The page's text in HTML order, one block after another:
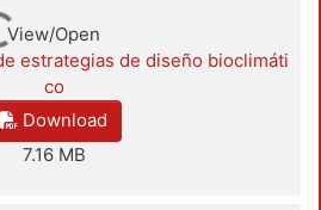
View/Open
estrategias de diseño bioclimáti
co
Download
7.16 MB